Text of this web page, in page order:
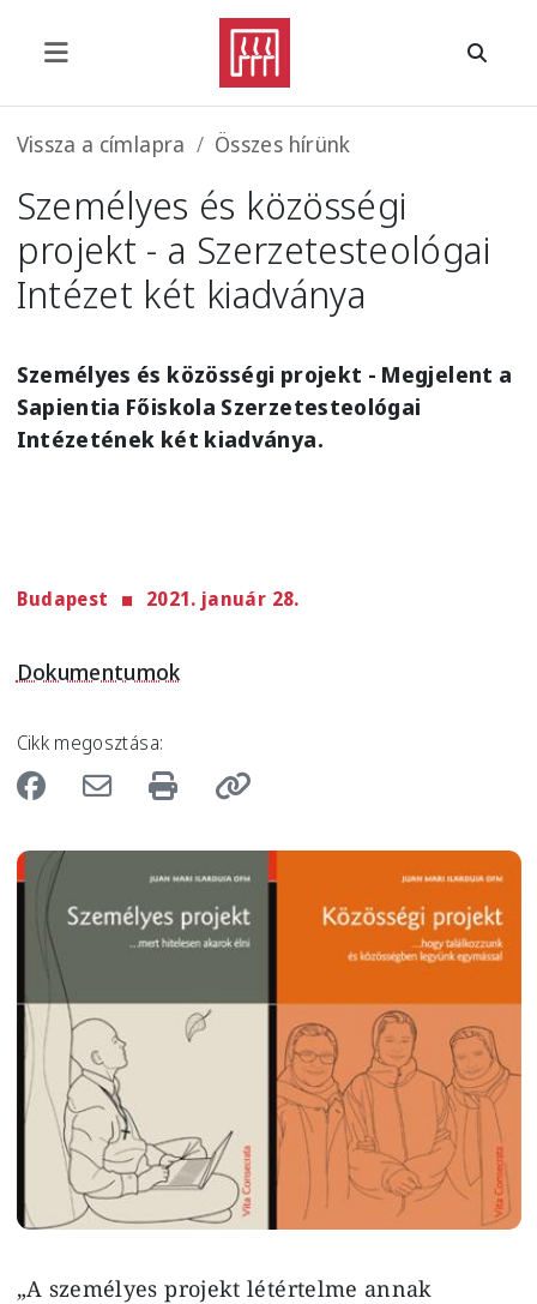
Morzsa
Vissza a címlapra Összes hírünk
Személyes és közösségi
projekt - a Szerzetesteológai
Intézet két kiadványa
Személyes és közösségi projekt - Megjelent a
Sapientia Főiskola Szerzetesteológai
Intézetének két kiadványa.
Budapest 2021. január 28.
Dokumentumok
Cikk megosztása:
Image
„A személyes projekt létértelme annak